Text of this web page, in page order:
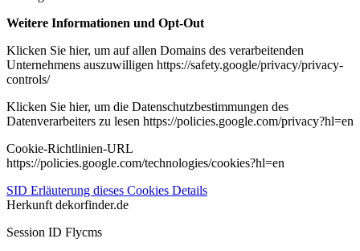
Weitere Informationen und Opt-Out
Klicken Sie hier, um auf allen Domains des verarbeitenden
Unternehmens auszuwilligen https://safety.google/privacy/privacy-
controls/
Klicken Sie hier, um die Datenschutzbestimmungen des
Datenverarbeiters zu lesen https://policies.google.com/privacy?hl=en
Cookie-Richtlinien-URL
https://policies.google.com/technologies/cookies?hl=en
SID Erläuterung dieses Cookies Details
Herkunft dekorfinder.de
Session ID Flycms